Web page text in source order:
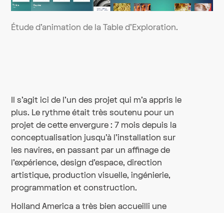
Étude d'animation de la Table d'Exploration.
Il s'agit ici de l'un des projet qui m'a appris le
plus. Le rythme était très soutenu pour un
projet de cette envergure : 7 mois depuis la
conceptualisation jusqu'à l'installation sur
les navires, en passant par un affinage de
l'expérience, design d'espace, direction
artistique, production visuelle, ingénierie,
programmation et construction.
Holland America a très bien accueilli une